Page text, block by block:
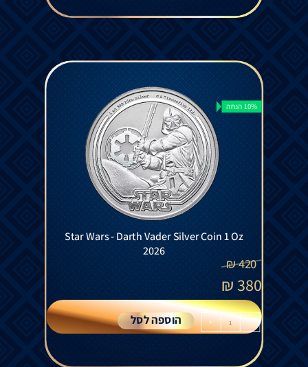
10% הנחה
Star Wars - Darth Vader Silver Coin 1 Oz
2026
420
₪
380
₪
-
+ הוספה לסל